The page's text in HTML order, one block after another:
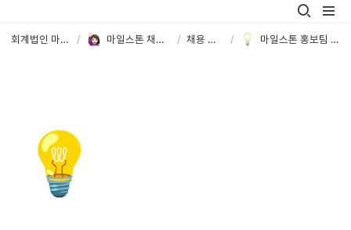
회계법인 마일스톤 / 마일스톤 채용 포지션 / 채용 포지션 / 마일스톤 홍보팀 - 서브PD
💡